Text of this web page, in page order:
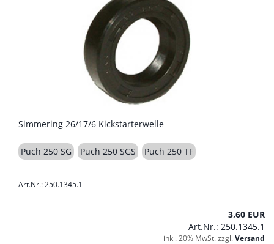
Simmering 26/17/6 Kickstarterwelle
Puch 250 SG Puch 250 SGS Puch 250 TF
Art.Nr.: 250.1345.1
3,60 EUR
Art.Nr.: 250.1345.1
inkl. 20% MwSt. zzgl.Versand